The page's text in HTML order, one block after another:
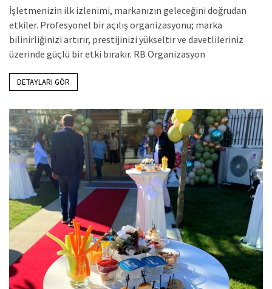
İşletmenizin ilk izlenimi, markanızın geleceğini doğrudan
etkiler. Profesyonel bir açılış organizasyonu; marka
bilinirliğinizi artırır, prestijinizi yükseltir ve davetlileriniz
üzerinde güçlü bir etki bırakır. RB Organizasyon
DETAYLARI GÖR